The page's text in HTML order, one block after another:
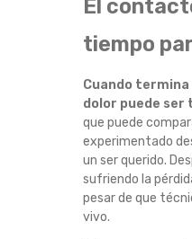
El
tiempo
Cuando termina
dolor puede
que puede
experimentado
un ser querido.
sufriendo la
pesar de que
vivo.